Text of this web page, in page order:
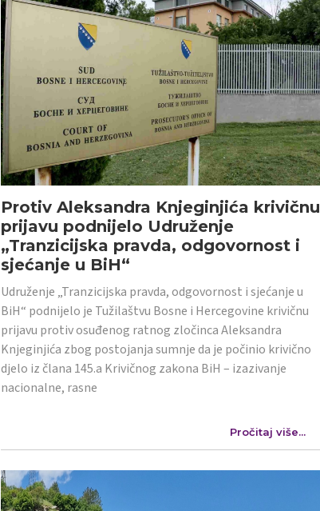
Protiv Aleksandra Knjeginjića krivičnu
prijavu podnijelo Udruženje
„Tranzicijska pravda, odgovornost i
sjećanje u BiH“
Udruženje „Tranzicijska pravda, odgovornost i sjećanje u
BiH“ podnijelo je Tužilaštvu Bosne i Hercegovine krivičnu
prijavu protiv osuđenog ratnog zločinca Aleksandra
Knjeginjića zbog postojanja sumnje da je počinio krivično
djelo iz člana 145.a Krivičnog zakona BiH – izazivanje
nacionalne, rasne
Pročitaj više...